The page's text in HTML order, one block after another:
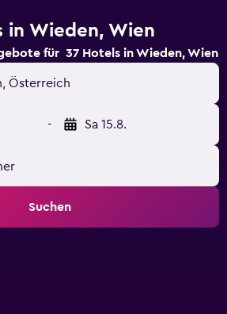
in Wieden, Wien
für 37 Hotels in Wieden, Wien
Österreich
- Sa 15.8.
Suchen